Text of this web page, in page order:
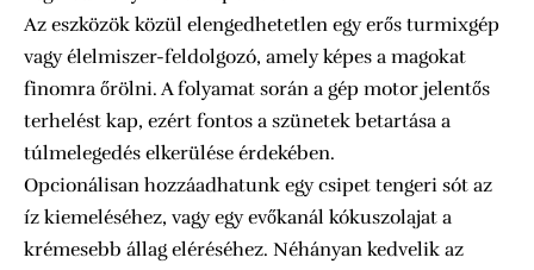
Az eszközök közül elengedhetetlen egy erős turmixgép
vagy élelmiszer-feldolgozó, amely képes a magokat
finomra őrölni. A folyamat során a gép motor jelentős
terhelést kap, ezért fontos a szünetek betartása a
túlmelegedés elkerülése érdekében.
Opcionálisan hozzáadhatunk egy csipet tengeri sót az
íz kiemeléséhez, vagy egy evőkanál kókuszolajat a
krémesebb állag eléréséhez. Néhányan kedvelik az